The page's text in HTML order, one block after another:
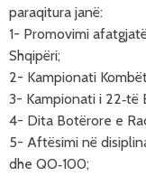
paraqitura janë:
1- Promovimi
Shqipëri;
2- Kampionati
3- Kampionati i 22‑të
4- Dita Botërore e
5- Aftësimi në
dhe QO‑100;